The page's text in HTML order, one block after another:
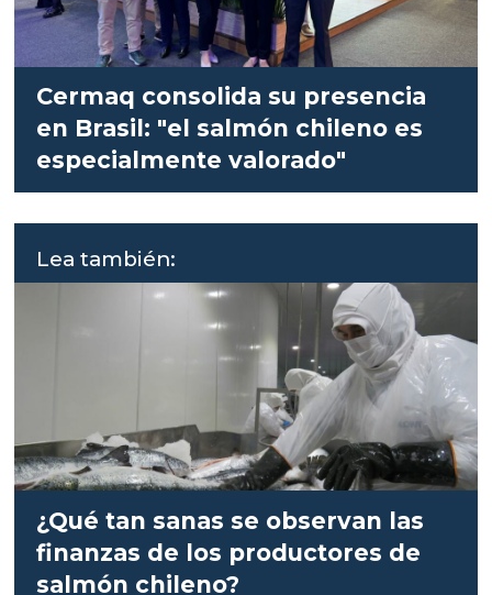
Cermaq consolida su presencia
en Brasil: "el salmón chileno es
especialmente valorado"
Lea también:
¿Qué tan sanas se observan las
finanzas de los productores de
salmón chileno?